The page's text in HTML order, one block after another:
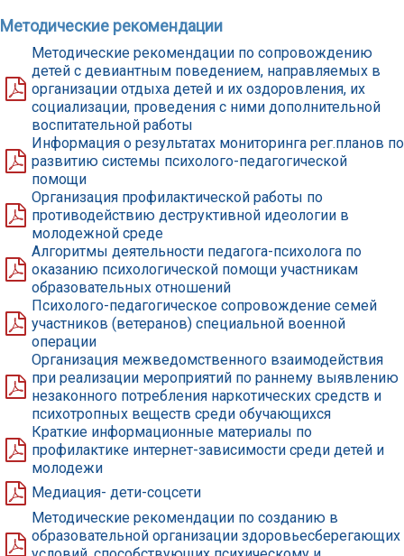
Методические рекомендации
Методические рекомендации по сопровождению
детей с девиантным поведением, направляемых в
организации отдыха детей и их оздоровления, их
социализации, проведения с ними дополнительной
воспитательной работы
Информация о результатах мониторинга рег.планов по
развитию системы психолого-педагогической
помощи
Организация профилактической работы по
противодействию деструктивной идеологии в
молодежной среде
Алгоритмы деятельности педагога-психолога по
оказанию психологической помощи участникам
образовательных отношений
Психолого-педагогическое сопровождение семей
участников (ветеранов) специальной военной
операции
Организация межведомственного взаимодействия
при реализации мероприятий по раннему выявлению
незаконного потребления наркотических средств и
психотропных веществ среди обучающихся
Краткие информационные материалы по
профилактике интернет-зависимости среди детей и
молодежи
Медиация- дети-соцсети
Методические рекомендации по созданию в
образовательной организации здоровьесберегающих